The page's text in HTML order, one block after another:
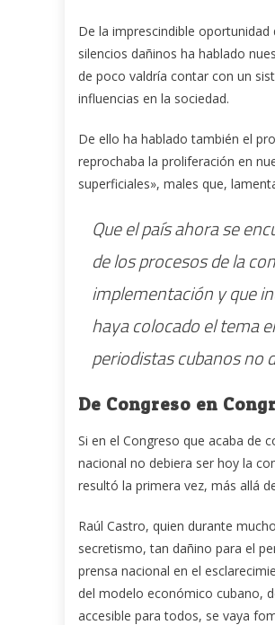
De la imprescindible
silencios dañinos ha hablado
de poco valdría contar con un
influencias en la sociedad.
De ello ha hablado también el
reprochaba la proliferación en
superficiales», males que,
Que el país ahora se
de los procesos de la
implementación y que
haya colocado el tema
periodistas cubanos no
De Congreso en
Si en el Congreso que acaba de
nacional no debiera ser hoy la
resultó la primera vez, más allá
Raúl Castro, quien durante
secretismo, tan dañino para el
prensa nacional en el
del modelo económico cubano,
accesible para todos, se vaya